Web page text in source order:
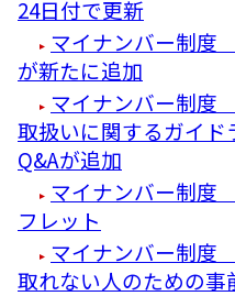
24日付で更新
マイナンバー制度
が新たに追加
マイナンバー制度
取扱いに関するガイ
Q&Aが追加
マイナンバー制度
フレット
マイナンバー制度
取れない人のための事